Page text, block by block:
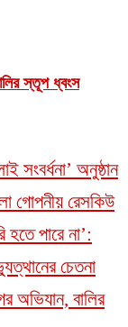
স্তূপ ধ্বংস
সংবর্ধনা’ অনুষ্ঠান
গোপনীয় রেসকিউ
পারে না’:
চেতনা
অভিযান, বালির